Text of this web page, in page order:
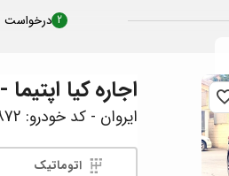
2 درخواست
اجارهکیا اپتیما - 2019
ایروان - کد خودرو: 1872
اتوماتیک